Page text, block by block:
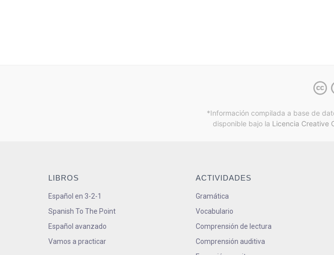
*Información compilada a base de
disponible bajo la Licencia Creative
LIBROS
Español en 3-2-1
Spanish To The Point
Español avanzado
Vamos a practicar
ACTIVIDADES
Gramática
Vocabulario
Comprensión de lectura
Comprensión auditiva